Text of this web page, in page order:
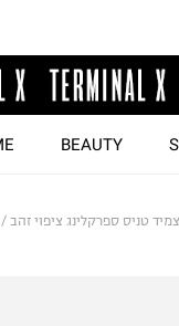
BEAUTY
צמיד טניס ספרקלינג ציפוי זהב